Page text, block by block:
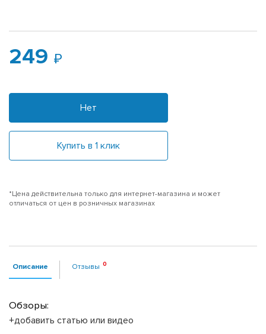
249
Нет
Купить в 1 клик
*Цена действительна только для интернет-магазина и может
отличаться от цен в розничных магазинах
Описание Отзывы
Обзоры:
+добавить статью или видео